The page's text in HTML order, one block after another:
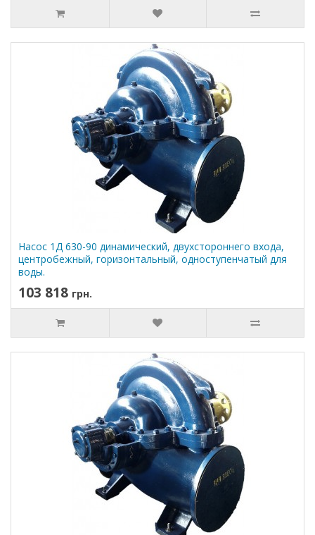
Насос 1Д 630-90 динамический, двухстороннего входа,
центробежный, горизонтальный, одноступенчатый для
воды.
103 818 грн.